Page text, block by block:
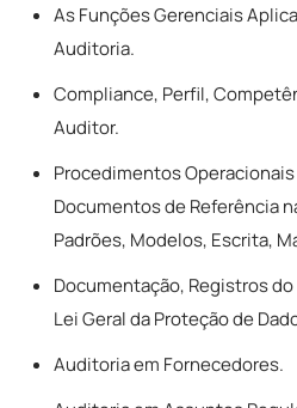
As Funções Gerenciais
Auditoria.
Compliance, Perfil,
Auditor.
Procedimentos
Documentos de Referência
Padrões, Modelos, Escrita,
Documentação, Registros
Lei Geral da Proteção de
Auditoria em Fornecedores.